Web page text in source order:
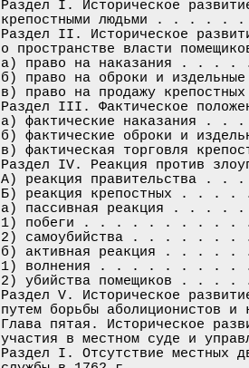
Раздел I. Историческое
крепостными людьми .
Раздел II. Историческое
о пространстве власти
а) право на
б) право на оброки и
в) право на продажу
Раздел III. Фактическое
а) фактические
б) фактические оброки и
в) фактическая
Раздел IV. Реакция против
А) реакция
Б) реакция
а) пассивная реакция
1) побеги . . . . . . . . .
2) самоубийства . . . .
б) активная реакция .
1) волнения . . . . . . .
2) убийства
Раздел V. Историческое
путем борьбы
Глава пятая. Историческое
участия в местном суде
Раздел I. Отсутствие местных